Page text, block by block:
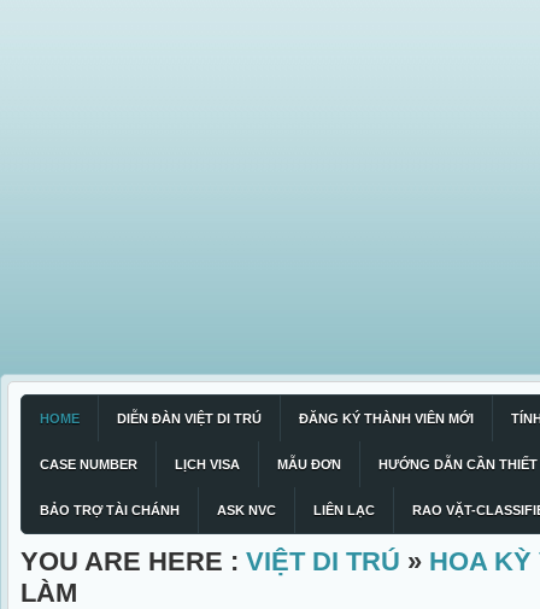
HOME DIỄN ĐÀN VIỆT DI TRÚ ĐĂNG KÝ THÀNH VIÊN MỚI
CASE NUMBER LỊCH VISA MẪU ĐƠN HƯỚNG DẪN CẦN THIẾT
BẢO TRỢ TÀI CHÁNH ASK NVC LIÊN LẠC RAO VẶT-
YOU ARE HERE : VIỆT DI TRÚ » HOA KỲ
LÀM